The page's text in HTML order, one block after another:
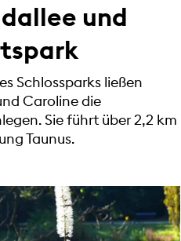
und
Schlossparks ließen
Caroline die
Sie führt über 2,2 km
Taunus.